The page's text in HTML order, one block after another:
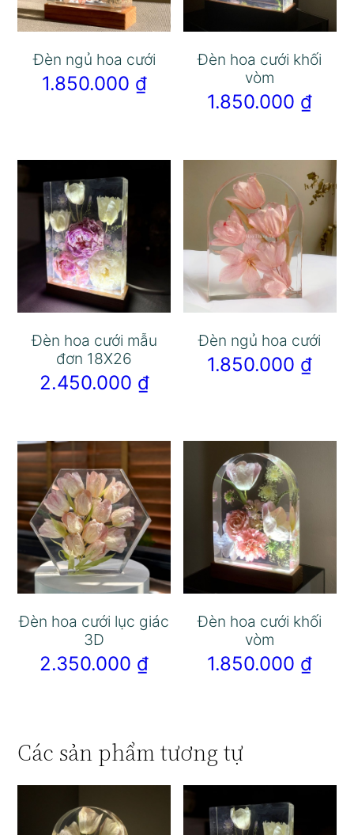
Đèn ngủ hoa cưới
1.850.000 ₫
Đèn hoa cưới khối
vòm
1.850.000 ₫
Đèn hoa cưới mẫu
đơn 18X26
2.450.000 ₫
Đèn ngủ hoa cưới
1.850.000 ₫
Đèn hoa cưới lục giác
3D
2.350.000 ₫
Đèn hoa cưới khối
vòm
1.850.000 ₫
Các sản phẩm tương tự